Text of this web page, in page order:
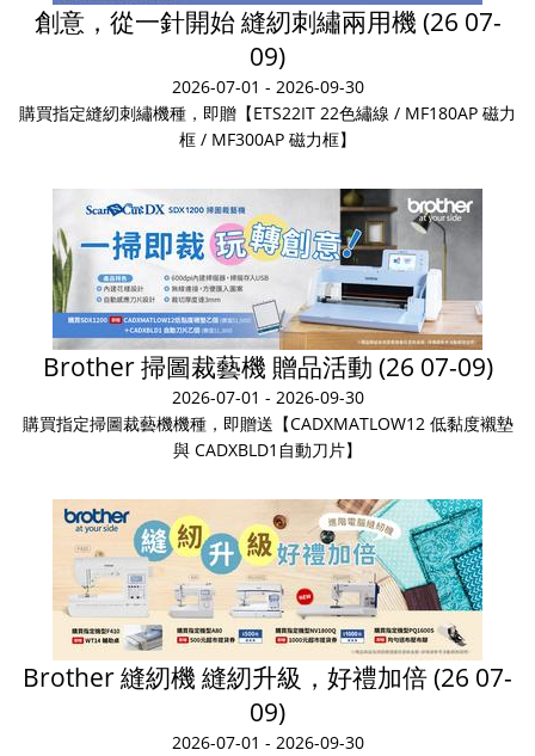
創意，從一針開始 縫紉刺繡兩用機 (26 07-
09)
2026-07-01 - 2026-09-30
購買指定縫紉刺繡機種，即贈【ETS22IT 22色繡線 / MF180AP 磁力
框 / MF300AP 磁力框】
Brother 掃圖裁藝機 贈品活動 (26 07-09)
2026-07-01 - 2026-09-30
購買指定掃圖裁藝機機種，即贈送【CADXMATLOW12 低黏度襯墊
與 CADXBLD1自動刀片】
Brother 縫紉機 縫紉升級，好禮加倍 (26 07-
09)
2026-07-01 - 2026-09-30